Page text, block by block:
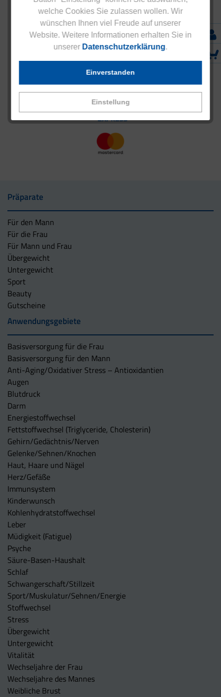
welche Cookies Sie zulassen wollen. Wir
wünschen Ihnen viel Freude auf unserer
Website. Weitere Informationen erhalten Sie in
unserer Datenschutzerklärung.
Einstellung
Einverstanden
Präparate
Für den Mann
Für die Frau
Für Mann und Frau
Übergewicht
Untergewicht
Sport
Beauty
Gutscheine
Anwendungsgebiete
Basisversorgung für die Frau
Basisversorgung für den Mann
Anti-Aging/Oxidativer Stress – Antioxidantien
Augen
Blutdruck
Darm
Energiestoffwechsel
Fettstoffwechsel (Triglyceride, Cholesterin)
Gehirn/Gedächtnis/Nerven
Gelenke/Sehnen/Knochen
Haut, Haare und Nägel
Herz/Gefäße
Immunsystem
Kinderwunsch
Kohlenhydratstoffwechsel
Leber
Müdigkeit (Fatigue)
Psyche
Säure-Basen-Haushalt
Schlaf
Schwangerschaft/Stillzeit
Sport/Muskulatur/Sehnen/Energie
Stoffwechsel
Stress
Übergewicht
Untergewicht
Vitalität
Wechseljahre der Frau
Wechseljahre des Mannes
Weibliche Brust